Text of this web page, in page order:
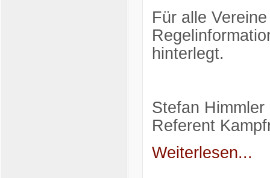
Für alle
hinterlegt.
Stefan Himmler
Referent
Weiterlesen...